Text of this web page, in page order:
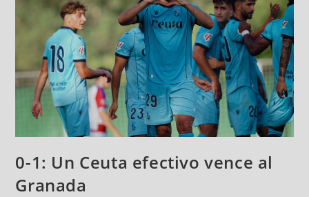
0-1: Un Ceuta efectivo vence al
Granada